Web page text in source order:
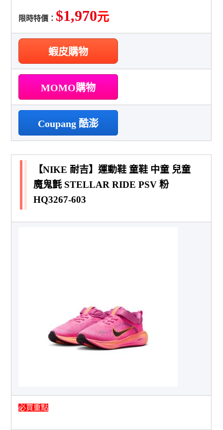
限時特價： $1,970元
蝦皮購物
MOMO購物
Coupang 酷澎
【NIKE 耐吉】運動鞋 童鞋 中童 兒童
魔鬼氈 STELLAR RIDE PSV 粉
HQ3267-603
必買重點